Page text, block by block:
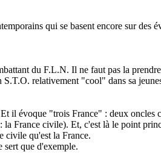
qui se basent encore sur des
du F.L.N. Il ne faut pas la
relativement "cool" dans sa
il évoque "trois France" : deux oncles
France civile). Et, c'est là le point
civile qu'est la France.
sert que d'exemple.